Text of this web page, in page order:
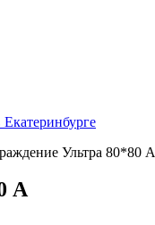
Ультра 80*80 А
А